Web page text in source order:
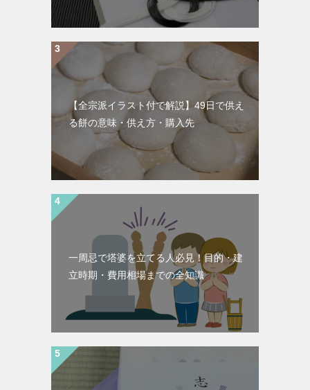
【全宗派イラスト付で解説】49日で供え
る餅の意味・供え方・購入先
一周忌で塔婆を立てる人必見！目的・建
立時期・費用相場までの全知識